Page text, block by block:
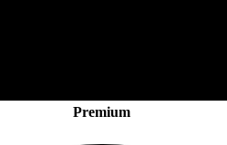
Premium